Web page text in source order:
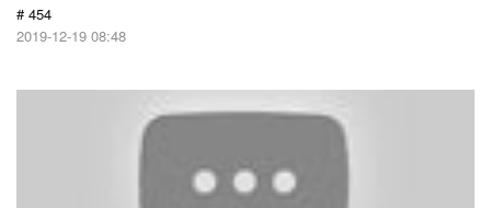
# 454
2019-12-19 08:48